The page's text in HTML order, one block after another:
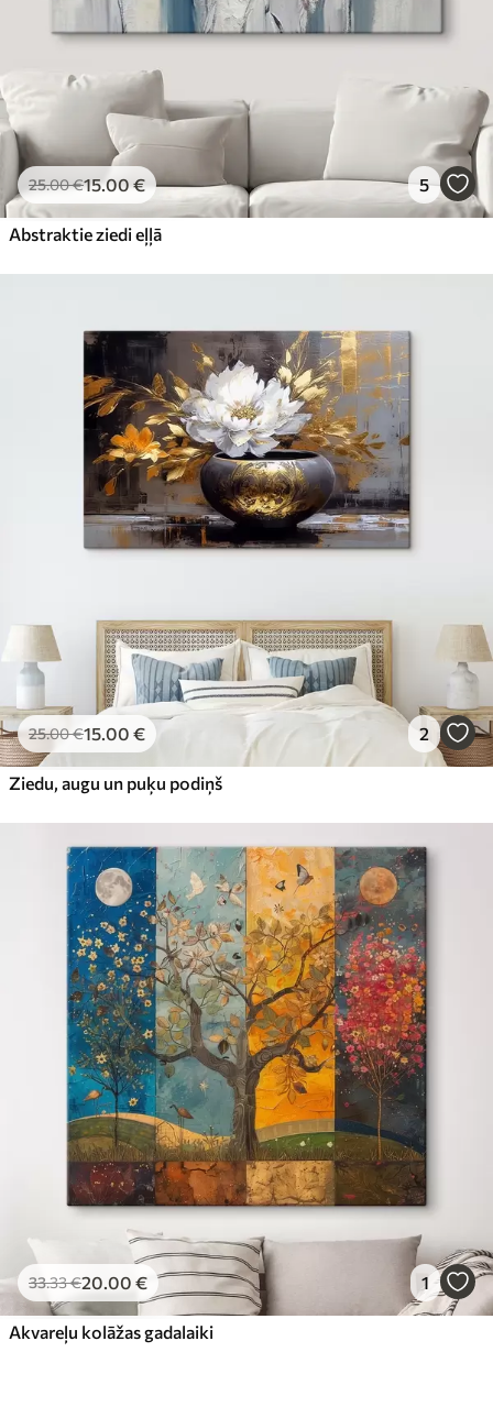
25.00€15.00€ 5
Abstraktie ziedi eļļā
25.00€15.00 € 2
Ziedu, augu un puķu podiņš
33.33€20.00 € 1
Akvareļu kolāžas gadalaiki